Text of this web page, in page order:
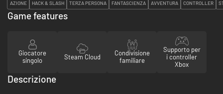
AZIONE HACK & SLASH TERZA PERSONA FANTASCIENZA AVVENTURA CONTROLLER
Game features
Giocatore
singolo
Steam Cloud
Condivisione
familiare
Supporto per
i controller
Xbox
Descrizione